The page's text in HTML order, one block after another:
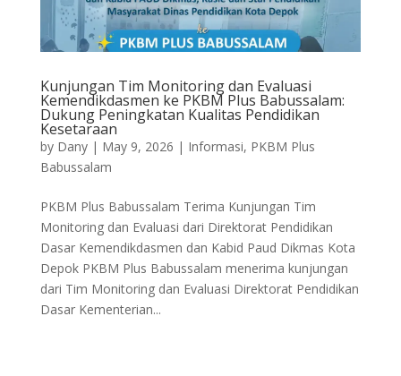
Kunjungan Tim Monitoring dan Evaluasi
Kemendikdasmen ke PKBM Plus Babussalam:
Dukung Peningkatan Kualitas Pendidikan
Kesetaraan
by Dany| May 9, 2026 | Informasi, PKBM Plus
Babussalam
PKBM Plus Babussalam Terima Kunjungan Tim
Monitoring dan Evaluasi dari Direktorat Pendidikan
Dasar Kemendikdasmen dan Kabid Paud Dikmas Kota
Depok PKBM Plus Babussalam menerima kunjungan
dari Tim Monitoring dan Evaluasi Direktorat Pendidikan
Dasar Kementerian...